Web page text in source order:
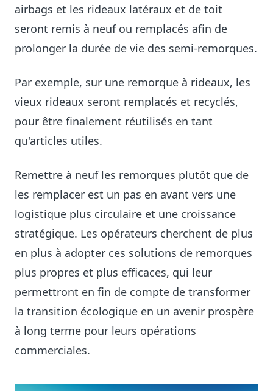
airbags et les rideaux latéraux et de toit
seront remis à neuf ou remplacés afin de
prolonger la durée de vie des semi-remorques.
Par exemple, sur une remorque à rideaux, les
vieux rideaux seront remplacés et recyclés,
pour être finalement réutilisés en tant
qu'articles utiles.
Remettre à neuf les remorques plutôt que de
les remplacer est un pas en avant vers une
logistique plus circulaire et une croissance
stratégique. Les opérateurs cherchent de plus
en plus à adopter ces solutions de remorques
plus propres et plus efficaces, qui leur
permettront en fin de compte de transformer
la transition écologique en un avenir prospère
à long terme pour leurs opérations
commerciales.